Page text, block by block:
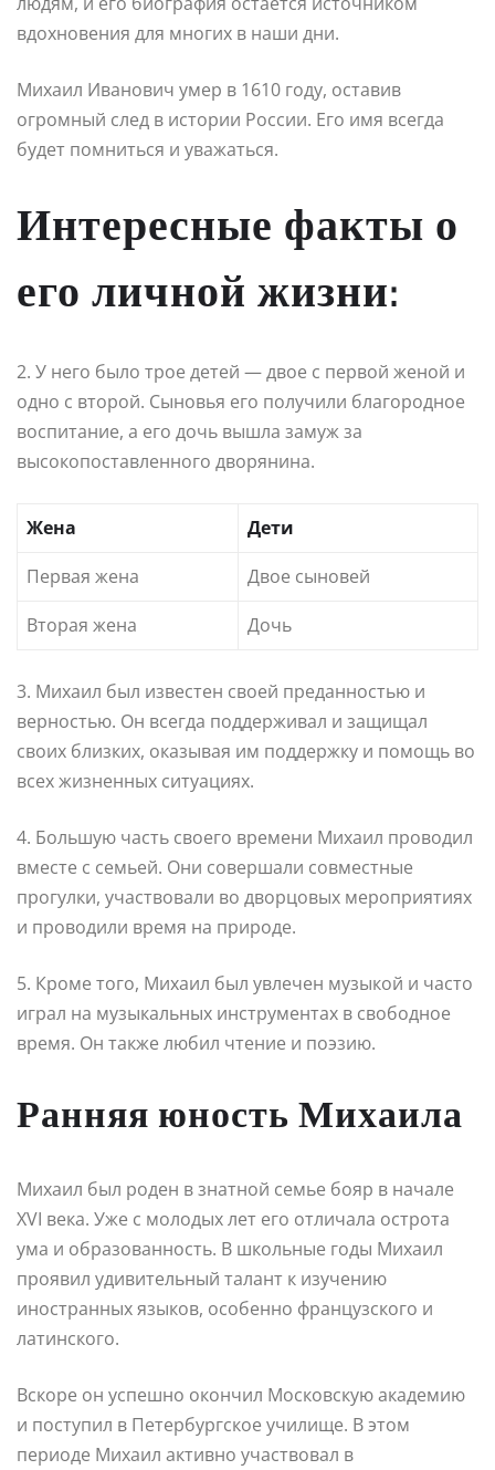
вдохновения для многих в наши дни.
Михаил Иванович умер в 1610 году, оставив
огромный след в истории России. Его имя всегда
будет помниться и уважаться.
Интересные факты о
его личной жизни:
2. У него было трое детей — двое с первой женой и
одно с второй. Сыновья его получили благородное
воспитание, а его дочь вышла замуж за
высокопоставленного дворянина.
Жена
Дети
Первая жена
Двое сыновей
Вторая жена
Дочь
3. Михаил был известен своей преданностью и
верностью. Он всегда поддерживал и защищал
своих близких, оказывая им поддержку и помощь во
всех жизненных ситуациях.
4. Большую часть своего времени Михаил проводил
вместе с семьей. Они совершали совместные
прогулки, участвовали во дворцовых мероприятиях
и проводили время на природе.
5. Кроме того, Михаил был увлечен музыкой и часто
играл на музыкальных инструментах в свободное
время. Он также любил чтение и поэзию.
Ранняя юность Михаила
Михаил был роден в знатной семье бояр в начале
XVI века. Уже с молодых лет его отличала острота
ума и образованность. В школьные годы Михаил
проявил удивительный талант к изучению
иностранных языков, особенно французского и
латинского.
Вскоре он успешно окончил Московскую академию
и поступил в Петербургское училище. В этом
периоде Михаил активно участвовал в